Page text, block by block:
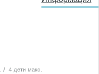
/ 4 дети макс.